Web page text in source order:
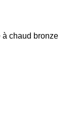
à chaud bronze